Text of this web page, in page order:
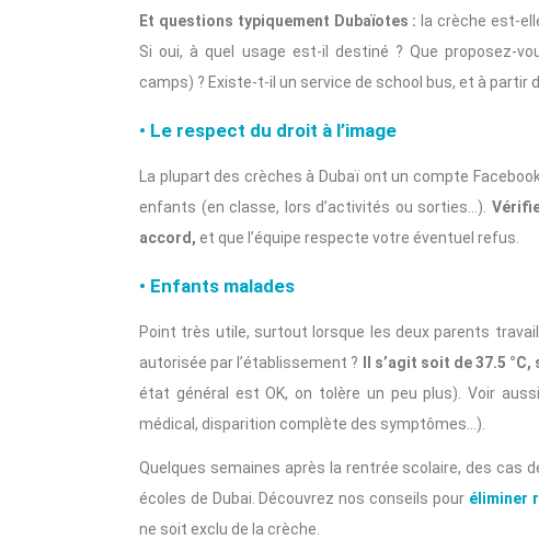
Et questions typiquement Dubaïotes : la crèche est-
Si oui, à quel usage est-il destiné ? Que proposez-
camps) ? Existe-t-il un service de school bus, et à partir
• Le respect du droit à l’image
La plupart des crèches à Dubaï ont un compte
enfants (en classe, lors d’activités ou sorties…).
accord, et que l’équipe respecte votre éventuel refus.
• Enfants malades
Point très utile, surtout lorsque les deux parents
autorisée par l’établissement ?
Il s’agit soit de 37.5
état général est OK, on tolère un peu plus). Voir
médical, disparition complète des symptômes…).
Quelques semaines après la rentrée scolaire, des cas
écoles de Dubai. Découvrez nos conseils pour éliminer
ne soit exclu de la crèche.